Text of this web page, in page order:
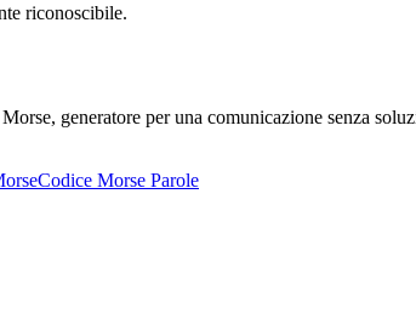
riconoscibile.
generatore per una comunicazione senza
Codice Morse Parole